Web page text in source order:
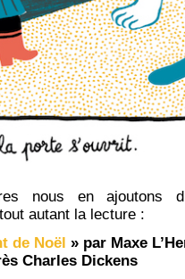
nous en ajoutons
autant la lecture :
de Noël » par Maxe
Charles Dickens